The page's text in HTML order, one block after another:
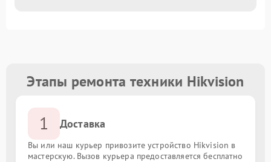
Этапы ремонта техники Hikvision
1 Доставка
Вы или наш курьер привозите устройство Hikvision в
мастерскую. Вызов курьера предоставляется бесплатно